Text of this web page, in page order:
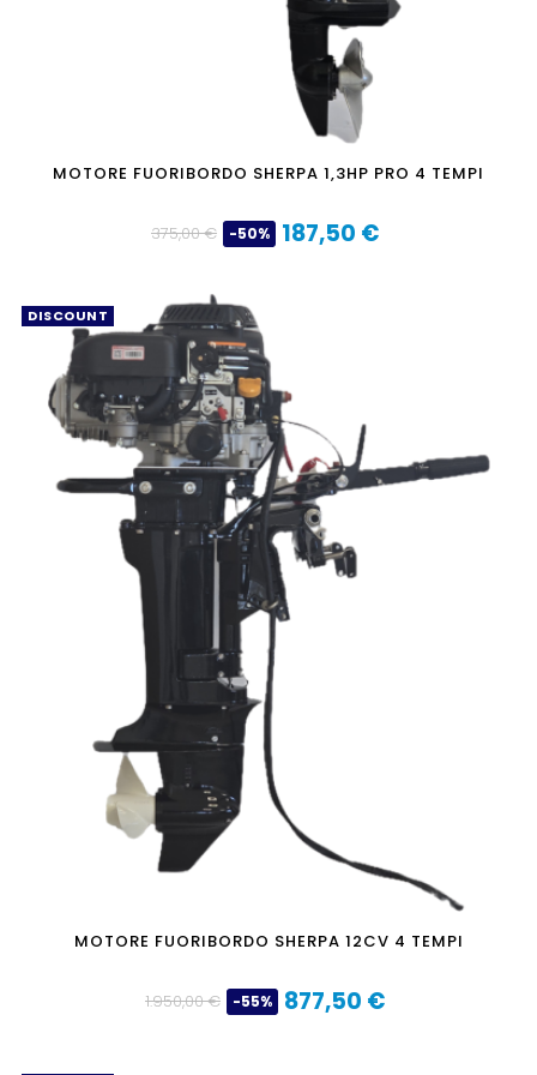
MOTORE FUORIBORDO SHERPA 1,3HP PRO 4 TEMPI
Prezzo
375,00 € -50%
Prezzo
187,50 €
DISCOUNT
MOTORE FUORIBORDO SHERPA 12CV 4 TEMPI
Prezzo
1.950,00 € -55%
Prezzo
877,50 €